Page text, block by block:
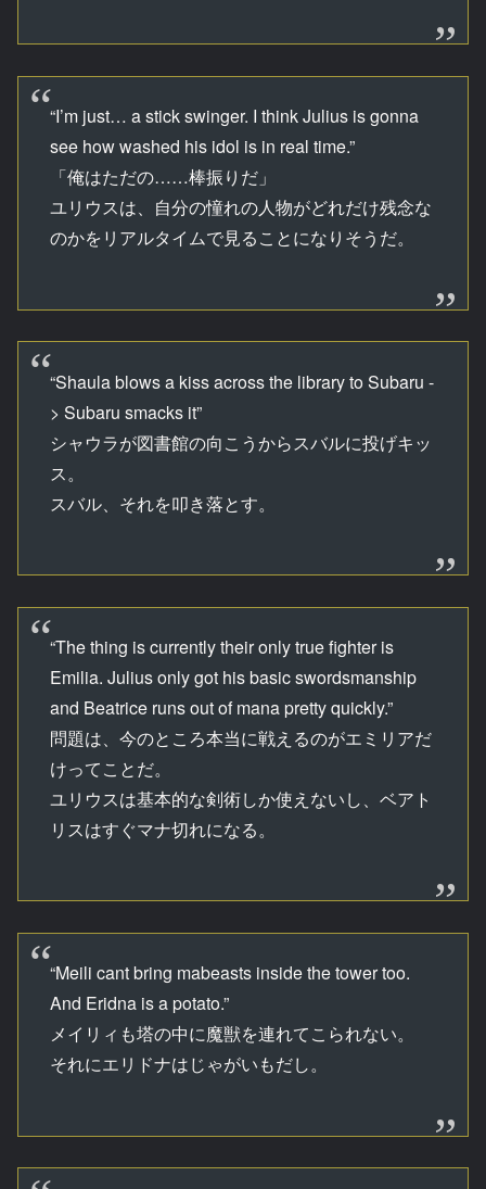
“I’m just… a stick swinger. I think Julius is gonna
see how washed his idol is in real time.”
「俺はただの……棒振りだ」
ユリウスは、自分の憧れの人物がどれだけ残念な
のかをリアルタイムで見ることになりそうだ。
“Shaula blows a kiss across the library to Subaru -
> Subaru smacks it”
シャウラが図書館の向こうからスバルに投げキッ
ス。
スバル、それを叩き落とす。
“The thing is currently their only true fighter is
Emilia. Julius only got his basic swordsmanship
and Beatrice runs out of mana pretty quickly.”
問題は、今のところ本当に戦えるのがエミリアだ
けってことだ。
ユリウスは基本的な剣術しか使えないし、ベアト
リスはすぐマナ切れになる。
“Meili cant bring mabeasts inside the tower too.
And Eridna is a potato.”
メイリィも塔の中に魔獣を連れてこられない。
それにエリドナはじゃがいもだし。